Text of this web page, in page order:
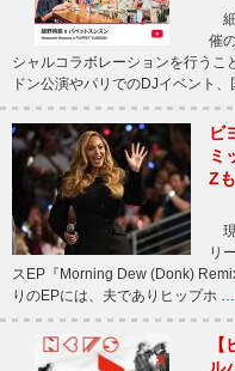
細
催
シャルコラボレーションを行う
ドン公演やパリでのDJイベント
ビ
ミ
Z
現
リ
スEP『Morning Dew (Donk)
りのEPには、夫でありヒップホ …